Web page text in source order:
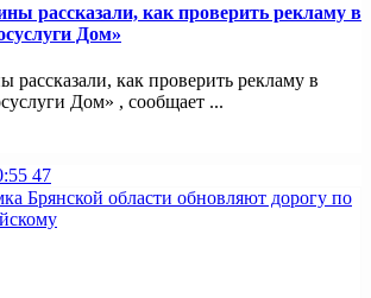
рассказали, как проверить рекламу в
Дом»
как проверить рекламу в
Дом» , сообщает ...
47